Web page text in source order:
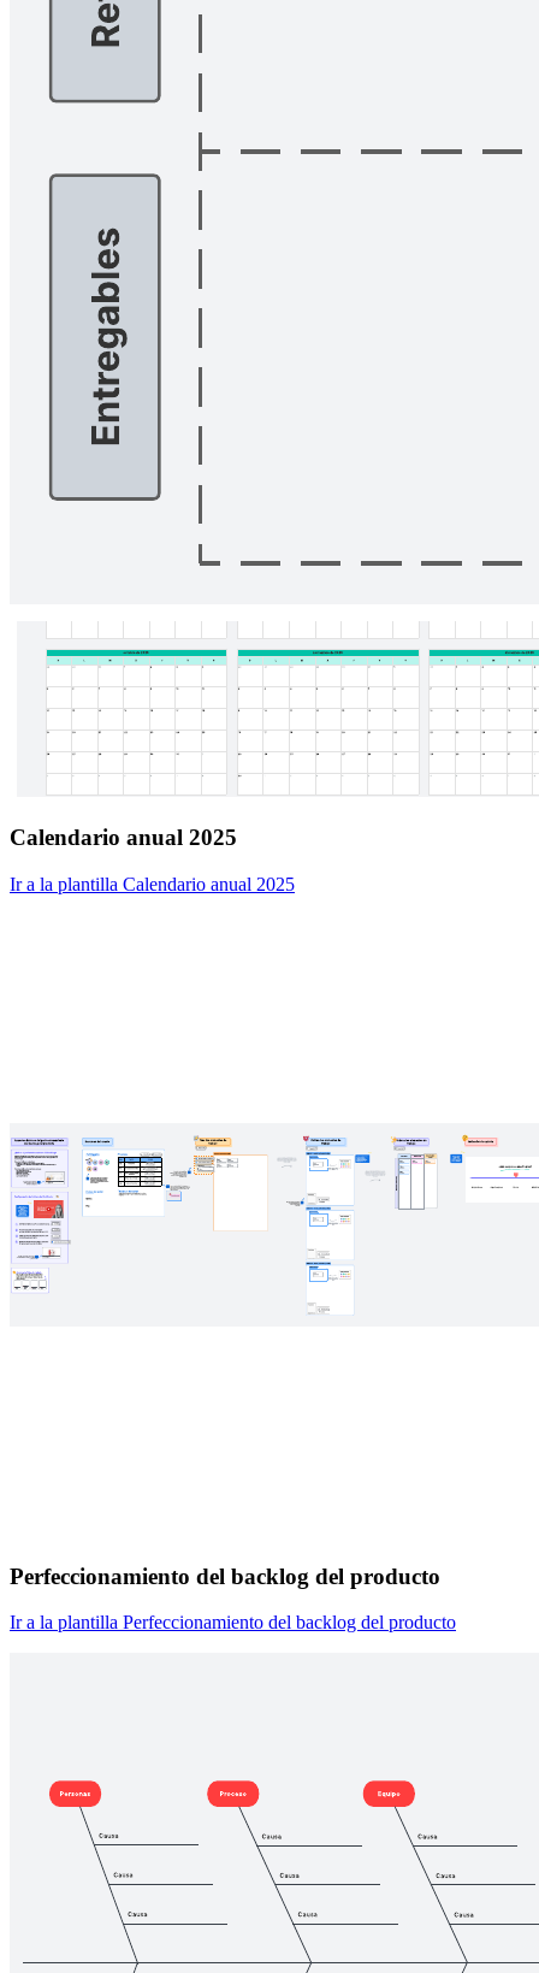
plantilla de cronograma y plan de trabajo te permite organizar cada
tarea, asignar recursos y seguir el progreso para asegurar la entrega a
Plantillas relacionadas
Calendario anual 2025
Ir a la plantilla Calendario anual 2025
Perfeccionamiento del backlog del producto
Ir a la plantilla Perfeccionamiento del backlog del producto